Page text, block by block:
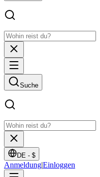
Suche
DE - $
Anmeldung|Einloggen